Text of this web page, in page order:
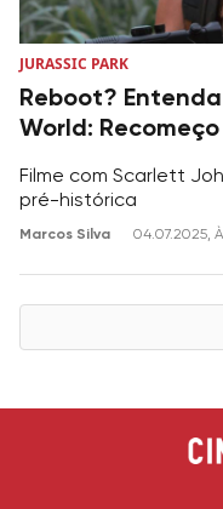
JURASSIC PARK
Reboot?
World:
Filme com Scarlett
pré-histórica
Marcos Silva 04.07.2025,